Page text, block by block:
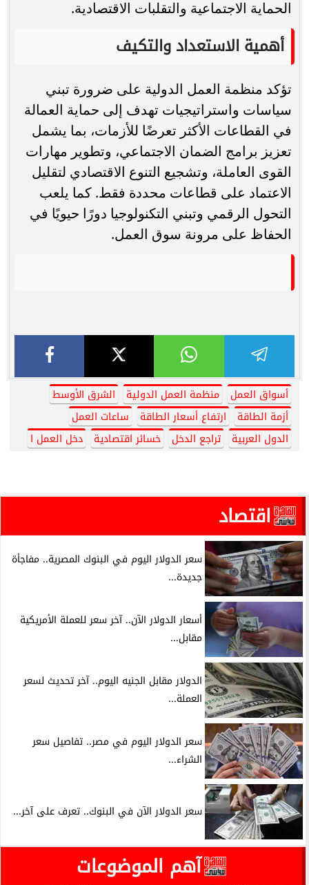
الحماية الاجتماعية والتقلبات الاقتصادية.
أهمية الاستعداد والتكيف
تؤكد منظمة العمل الدولية على ضرورة تبني
سياسات واستراتيجيات تهدف إلى حماية العمالة
في القطاعات الأكثر تعرضًا للأزمات، بما يشمل
تعزيز برامج الضمان الاجتماعي، وتطوير مهارات
القوى العاملة، وتشجيع التنوع الاقتصادي لتقليل
الاعتماد على قطاعات محددة فقط. كما يلعب
التحول الرقمي وتبني التكنولوجيا دورًا حيويًا في
الحفاظ على مرونة سوق العمل.
أسواق العمل منظمة العمل الدولية
الشرق الأوسط
أزمة الطاقة
ارتفاع أسعار الطاقة
ساعات العمل
الدول العربية
تراجع الدخل خسائر اقتصادية دخل العمل ا
اقتصاد
سعر الدولار اليوم في البنوك المصرية.. مفاجأة
جديدة...
أسعار الدولار الآن.. آخر سعر للعملة الأمريكية
مقابل...
الدولار مقابل الجنيه اليوم.. آخر تحديث لسعر
العملة...
سعر الدولار اليوم في مصر.. تفاصيل سعر
الشراء...
سعر الدولار الآن في البنوك.. تعرف على آخر...
آهم الموضوعات